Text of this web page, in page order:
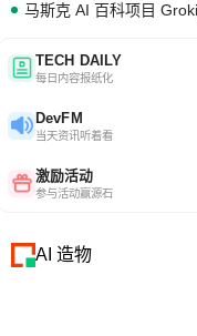
马斯克 AI 百科项目
TECH DAILY
每日内容报纸化
DevFM
当天资讯听着看
激励活动
参与活动赢源石
AI 造物